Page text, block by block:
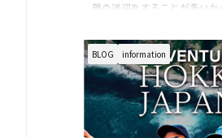
離の送迎をすることが多い
が、お客様に喜んでもらう
北海道の山小屋は避難小屋
事の提供はありません。 で
あります。ガイドツアーで
BLOG information